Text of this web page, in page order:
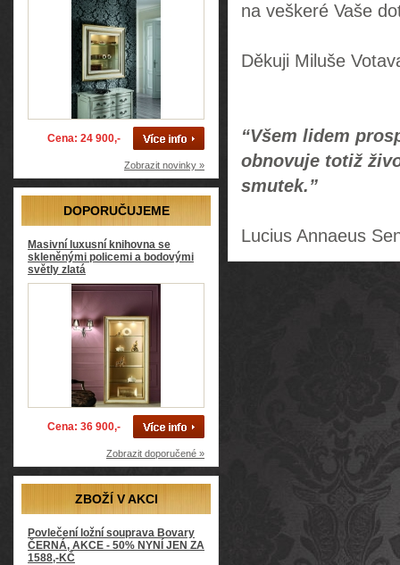
Cena: 24 900,-
Zobrazit novinky »
DOPORUČUJEME
Masivní luxusní knihovna se
skleněnými policemi a bodovými
světly zlatá
Cena: 36 900,-
Zobrazit doporučené »
ZBOŽÍ V AKCI
Povlečení ložní souprava Bovary
ČERNÁ, AKCE - 50% NYNÍ JEN ZA
1588,-KČ
na veškeré Vaše
Děkuji Miluše
“Všem lidem
obnovuje totiž
smutek.”
Lucius Annaeus